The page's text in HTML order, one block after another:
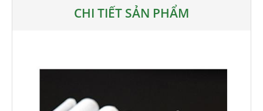
CHI TIẾT SẢN PHẨM